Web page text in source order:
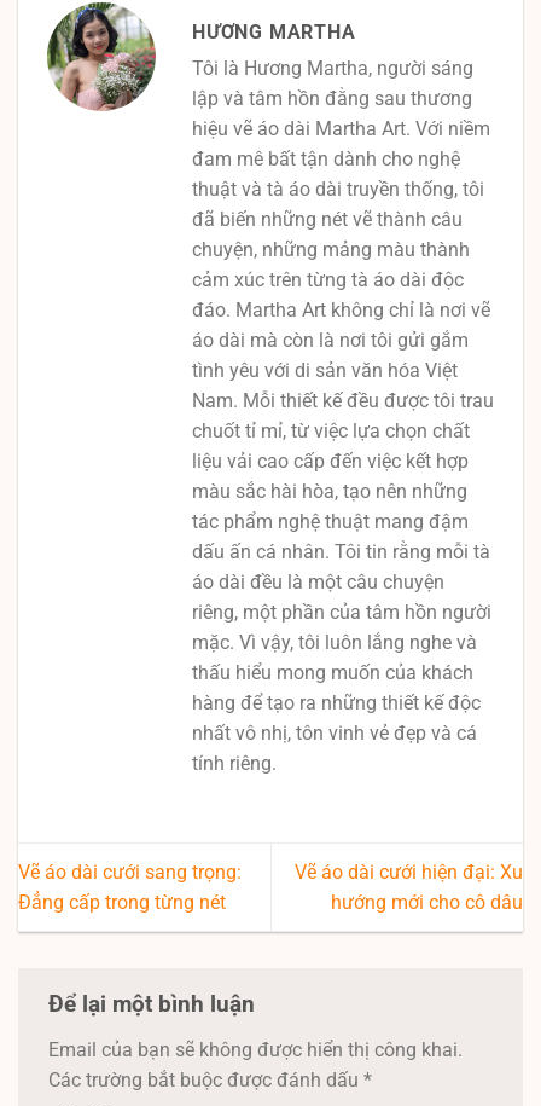
HƯƠNG MARTHA
Tôi là Hương Martha, người sáng
lập và tâm hồn đằng sau thương
hiệu vẽ áo dài Martha Art. Với niềm
đam mê bất tận dành cho nghệ
thuật và tà áo dài truyền thống, tôi
đã biến những nét vẽ thành câu
chuyện, những mảng màu thành
cảm xúc trên từng tà áo dài độc
đáo. Martha Art không chỉ là nơi vẽ
áo dài mà còn là nơi tôi gửi gắm
tình yêu với di sản văn hóa Việt
Nam. Mỗi thiết kế đều được tôi trau
chuốt tỉ mỉ, từ việc lựa chọn chất
liệu vải cao cấp đến việc kết hợp
màu sắc hài hòa, tạo nên những
tác phẩm nghệ thuật mang đậm
dấu ấn cá nhân. Tôi tin rằng mỗi tà
áo dài đều là một câu chuyện
riêng, một phần của tâm hồn người
mặc. Vì vậy, tôi luôn lắng nghe và
thấu hiểu mong muốn của khách
hàng để tạo ra những thiết kế độc
nhất vô nhị, tôn vinh vẻ đẹp và cá
tính riêng.
Vẽ áo dài cưới sang trọng:
Đẳng cấp trong từng nét
Vẽ áo dài cưới hiện đại: Xu
hướng mới cho cô dâu
Để lại một bình luận
Email của bạn sẽ không được hiển thị công khai.
Các trường bắt buộc được đánh dấu *